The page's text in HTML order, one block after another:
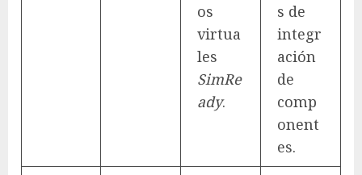
os
virtua
les
SimRe
ady.
s de
integr
ación
de
comp
onent
es.